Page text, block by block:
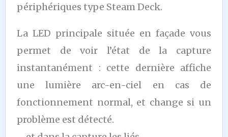
périphériques type Steam Deck.
La LED principale située en façade vous
permet de voir l’état de la capture
instantanément : cette dernière affiche
une lumière arc-en-ciel en cas de
fonctionnement normal, et change si un
problème est détecté.